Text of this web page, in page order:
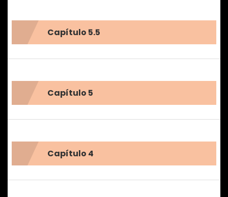
Capítulo 5.5
Capítulo 5
Capítulo 4